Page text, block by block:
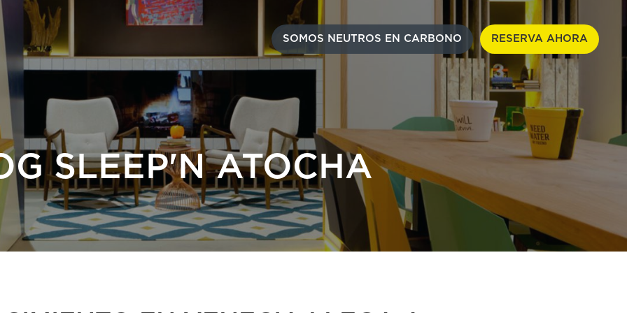
SLEEP'N ATOCHA
SOMOS NEUTROS EN CARBONO RESERVA AHORA